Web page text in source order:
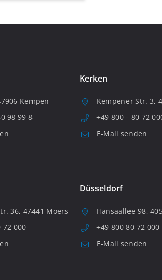
Kempen
98 99 8
Kerken
Kempener Str. 3,
+49 800 - 80 72
E-Mail senden
36, 47441 Moers
72 000
Düsseldorf
Hansaallee 98,
+49 800 80 72 000
E-Mail senden